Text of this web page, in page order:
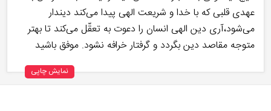
عهدی قلبی که با خدا و شریعت الهی پیدا می‌کند دیندار
می‌شود،‌آری دین الهی انسان را دعوت به تعقّل می‌کند تا بهتر
متوجه مقاصد دین بگردد و گرفتار خرافه نشود. موفق باشید
نمایش چاپی